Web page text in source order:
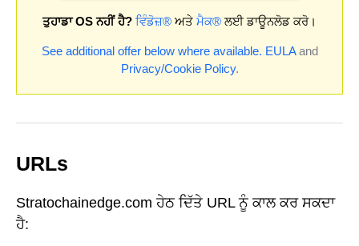
ਤੁਹਾਡਾ OS ਨਹੀਂ ਹੈ? ਵਿੰਡੋਜ਼® ਅਤੇ ਮੈਕ® ਲਈ ਡਾਊਨਲੋਡ ਕਰੋ।
See additional offer below where available. EULAand
Privacy/Cookie Policy.
URLs
Stratochainedge.com ਹੇਠ ਦਿੱਤੇ URL ਨੂੰ ਕਾਲ ਕਰ ਸਕਦਾ
ਹੈ: